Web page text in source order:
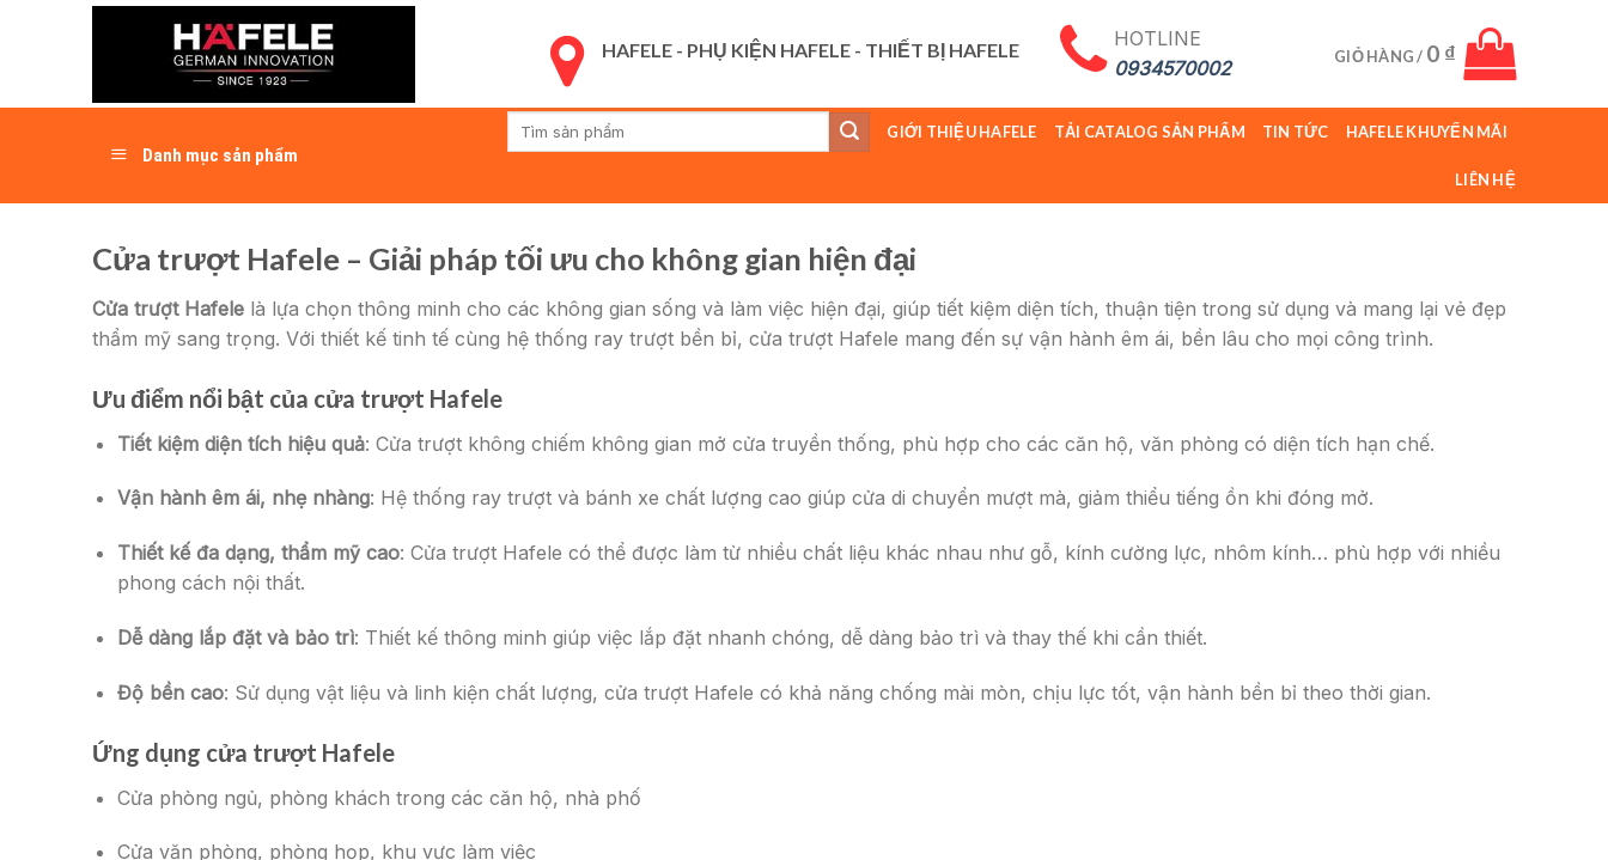
HAFELE - PHỤ KIỆN HAFELE - THIẾT BỊ HAFELE
HOTLINE
0934570002
GIỎ HÀNG / 0 ₫
Danh mục sản phẩm
Tìm
GIỚI THIỆU HAFELE TẢI CATALOG SẢN PHẨM TIN TỨC HAFELE KHUYẾN MÃI
LIÊN HỆ
Cửa trượt Hafele – Giải pháp tối ưu cho không gian hiện đại
Cửa trượt Hafele là lựa chọn thông minh cho các không gian sống và làm việc hiện đại, giúp tiết kiệm diện tích, thuận tiện trong sử dụng và mang lại vẻ đẹp
thẩm mỹ sang trọng. Với thiết kế tinh tế cùng hệ thống ray trượt bền bỉ, cửa trượt Hafele mang đến sự vận hành êm ái, bền lâu cho mọi công trình.
Ưu điểm nổi bật của cửa trượt Hafele
Tiết kiệm diện tích hiệu quả: Cửa trượt không chiếm không gian mở cửa truyền thống, phù hợp cho các căn hộ, văn phòng có diện tích hạn chế.
Vận hành êm ái, nhẹ nhàng: Hệ thống ray trượt và bánh xe chất lượng cao giúp cửa di chuyển mượt mà, giảm thiểu tiếng ồn khi đóng mở.
Thiết kế đa dạng, thẩm mỹ cao: Cửa trượt Hafele có thể được làm từ nhiều chất liệu khác nhau như gỗ, kính cường lực, nhôm kính… phù hợp với nhiều
phong cách nội thất.
Dễ dàng lắp đặt và bảo trì: Thiết kế thông minh giúp việc lắp đặt nhanh chóng, dễ dàng bảo trì và thay thế khi cần thiết.
Độ bền cao: Sử dụng vật liệu và linh kiện chất lượng, cửa trượt Hafele có khả năng chống mài mòn, chịu lực tốt, vận hành bền bỉ theo thời gian.
Ứng dụng cửa trượt Hafele
Cửa phòng ngủ, phòng khách trong các căn hộ, nhà phố
Cửa văn phòng, phòng họp, khu vực làm việc